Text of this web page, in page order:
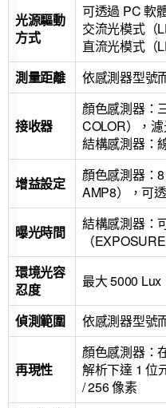
光源驅動
方式
可透過 PC 軟
交流光模式（
直流光模式（
測量距離
依感測器型號
接收器
顏色感測器：
COLOR），
結構感測器：
增益設定
顏色感測器：
AMP8），可
曝光時間
結構感測器：
（EXPOSURE
環境光容
忍度
最大 5000 Lux
偵測範圍 依感測器型號
再現性
顏色感測器：
解析下達 1 位
/ 256 像素